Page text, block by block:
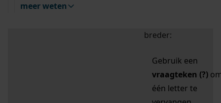
meer weten
breder:
Gebruik een
vraagteken (?)
één letter te